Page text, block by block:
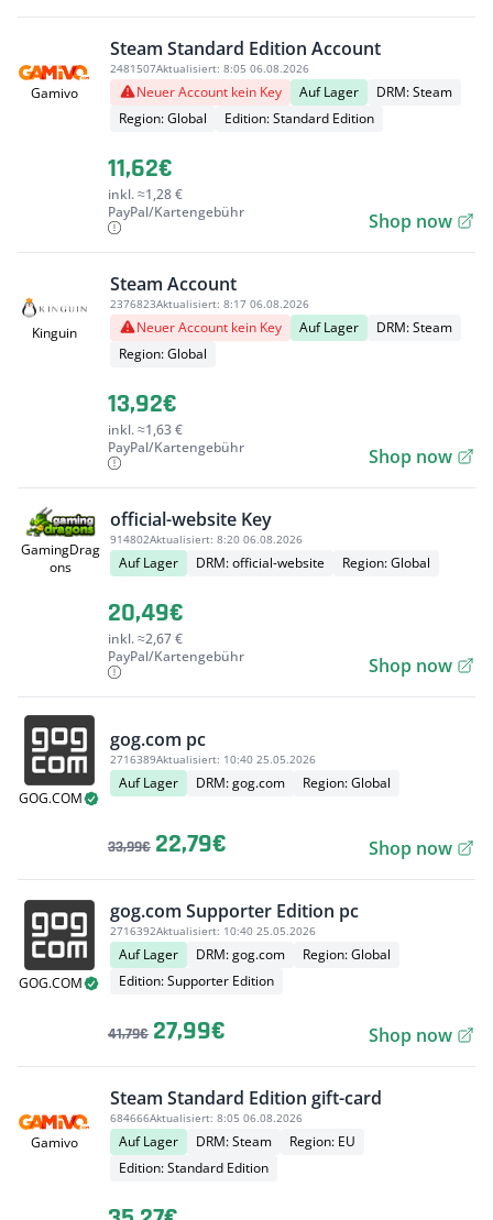
Gamivo
Steam Standard Edition Account
2481507Aktualisiert: 8:05 06.08.2026
Neuer Account kein Key Auf Lager
DRM: Steam
Region: Global
Edition: Standard Edition
11,62€
inkl. ≈1,28 €
PayPal/Kartengebühr
Shop now
Kinguin
Steam Account
2376823Aktualisiert: 8:17 06.08.2026
Neuer Account kein Key Auf Lager
DRM: Steam
Region: Global
13,92€
inkl. ≈1,63 €
PayPal/Kartengebühr
Shop now
GamingDrag
ons
official-website Key
914802Aktualisiert: 8:20 06.08.2026
Auf Lager DRM: official-website Region: Global
20,49€
inkl. ≈2,67 €
PayPal/Kartengebühr
Shop now
GOG.COM
gog.com pc
2716389Aktualisiert: 10:40 25.05.2026
Auf Lager DRM: gog.com Region: Global
33,99€ 22,79€ Shop now
GOG.COM
gog.com Supporter Edition pc
2716392Aktualisiert: 10:40 25.05.2026
Auf Lager DRM: gog.com
Region: Global
Edition: Supporter Edition
41,79€ 27,99€ Shop now
Gamivo
Steam Standard Edition gift-card
684666Aktualisiert: 8:05 06.08.2026
Auf Lager DRM: Steam
Region: EU
Edition: Standard Edition